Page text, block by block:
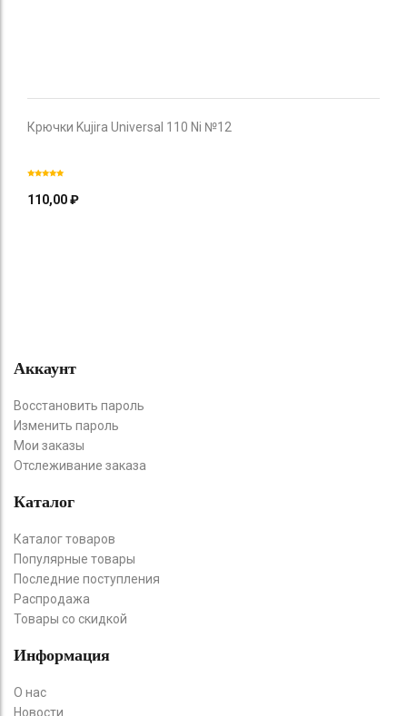
Крючки Kujira Universal 110 Ni №12
110,00₽
Аккаунт
Восстановить пароль
Изменить пароль
Мои заказы
Отслеживание заказа
Каталог
Каталог товаров
Популярные товары
Последние поступления
Распродажа
Товары со скидкой
Информация
О нас
Новости